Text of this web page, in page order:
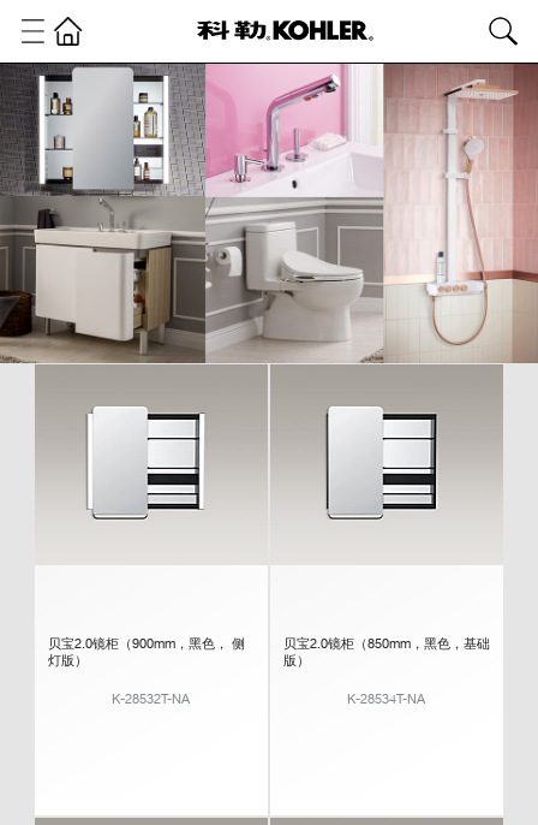
贝宝2.0镜柜（900mm，黑色， 侧
灯版）
K-28532T-NA
贝宝2.0镜柜（850mm，黑色，基础
版）
K-28534T-NA